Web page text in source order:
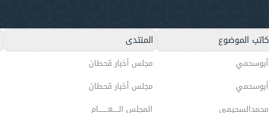
كاتب الموضوع المنتدى
أبوسحمي مجلس أخبار قحطان
أبوسحمي مجلس أخبار قحطان
محمدالسحيمي المجلس الـــــعــــــــام